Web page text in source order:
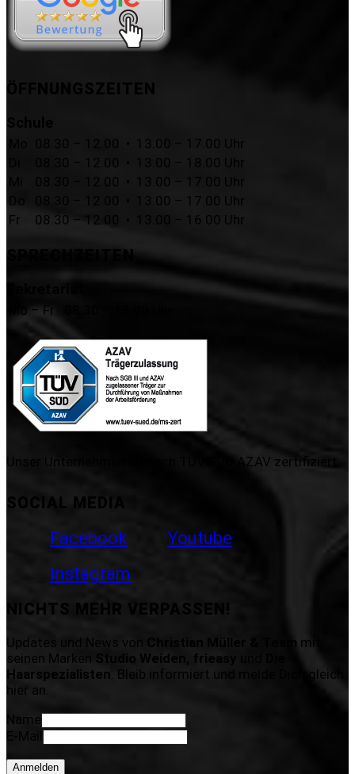
08.30 – 12.00 • 13.00 – 17.00 Uhr
Fr
08.30 – 12.00 • 13.00 – 16.00 Uhr
SPRECHZEITEN
Mo – Fr
Unser Unternehmen ist nach TÜV SÜD AZAV zertifiziert.
SOCIAL MEDIA
Facebook
Youtube
Instagram
NICHTS MEHR VERPASSEN!
Updates und News von Christian Müller & Team mit
seinen Marken
Studio Weiden, frieasy
Haarspezialisten . Bleib informiert und melde Dich gleich
hier an.
Name
Anmelden